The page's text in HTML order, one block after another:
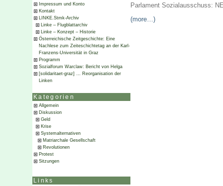
Impressum und Konto
Kontakt
LINKE.Stmk-Archiv
Linke – Flugblattarchiv
Linke – Konzept – Historie
Österreichische Zeitgeschichte: Eine
Nachlese zum Zeiteschichtetag an der Karl-
Franzens-Universität in Graz
Programm
Sozialforum Warclaw: Bericht von Helga
[solidaritaet-graz] … Reorganisation der
Linken
Kategorien
Allgemein
Diskussion
Geld
Krise
Systemalternativen
Matriarchale Gesellschaft
Revolutionen
Protest
Sitzungen
Links
Parlament Sozialausschuss:
(more…)